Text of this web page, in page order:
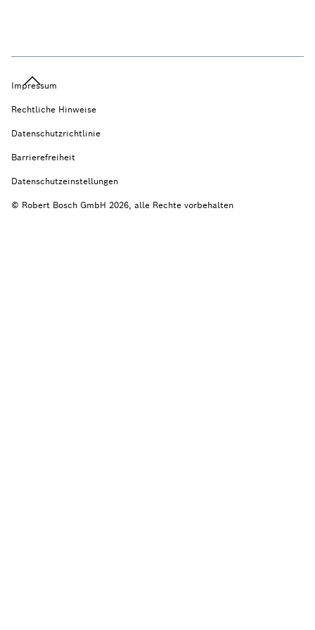
Impressum
Rechtliche Hinweise
Datenschutzrichtlinie
Barrierefreiheit
Datenschutzeinstellungen
© Robert Bosch GmbH 2026, alle Rechte vorbehalten